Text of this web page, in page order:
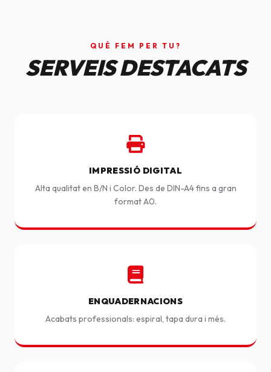
QUÈ FEM PER TU?
SERVEIS DESTACATS
IMPRESSIÓ DIGITAL
Alta qualitat en B/N i Color. Des de DIN-A4 fins a gran
format A0.
ENQUADERNACIONS
Acabats professionals: espiral, tapa dura i més.